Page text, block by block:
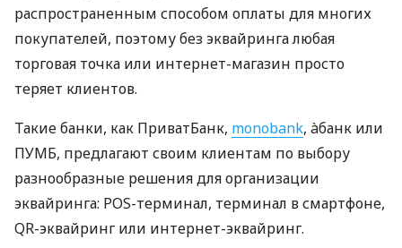
распространенным способом оплаты для многих
покупателей, поэтому без эквайринга любая
торговая точка или интернет-магазин просто
теряет клиентов.
Такие банки, как ПриватБанк, monobank, àбанк или
ПУМБ, предлагают своим клиентам по выбору
разнообразные решения для организации
эквайринга: POS-терминал, терминал в смартфоне,
QR-эквайринг или интернет-эквайринг.